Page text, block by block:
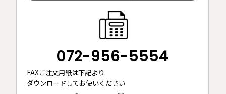
072-956-5554
FAXご注文用紙は下記より
ダウンロードしてお使いください